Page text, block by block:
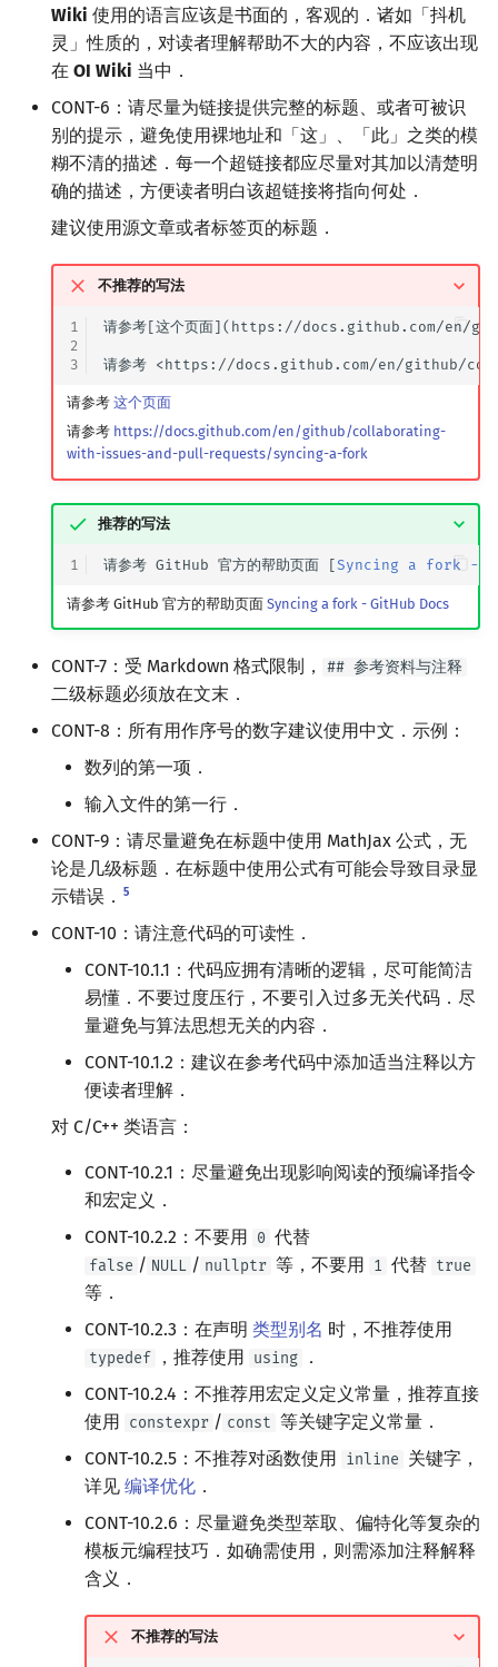
Wiki 使用的语言应该是书面的，客观的．诸如「抖机
灵」性质的，对读者理解帮助不大的内容，不应该出现
在 OI Wiki 当中．
CONT-6：请尽量为链接提供完整的标题、或者可被识
别的提示，避免使用裸地址和「这」、「此」之类的模
糊不清的描述．每一个超链接都应尽量对其加以清楚明
确的描述，方便读者明白该超链接将指向何处．
建议使用源文章或者标签页的标题．
不推荐的写法
1
2
3
请参考[这个页面](https://docs.github.com/
请参考 这个页面
请参考 https://docs.github.com/en/github/collaborating-
with-issues-and-pull-requests/syncing-a-fork
推荐的写法
1 请参考 GitHub 官方的帮助页面 [Syncing a fork -
请参考 GitHub 官方的帮助页面 Syncing a fork - GitHub Docs
CONT-7：受 Markdown 格式限制， ## 参考资料与注释
二级标题必须放在文末．
CONT-8：所有用作序号的数字建议使用中文．示例：
数列的第一项．
输入文件的第一行．
CONT-9：请尽量避免在标题中使用 MathJax 公式，无
论是几级标题．在标题中使用公式有可能会导致目录显
示错误．
5
CONT-10：请注意代码的可读性．
CONT-10.1.1：代码应拥有清晰的逻辑，尽可能简洁
易懂．不要过度压行，不要引入过多无关代码．尽
量避免与算法思想无关的内容．
CONT-10.1.2：建议在参考代码中添加适当注释以方
便读者理解．
对 C/C++ 类语言：
CONT-10.2.1：尽量避免出现影响阅读的预编译指令
和宏定义．
CONT-10.2.2：不要用 0 代替
false / NULL / nullptr 等，不要用 1 代替 true
等．
CONT-10.2.3：在声明 类型别名 时，不推荐使用
typedef ，推荐使用 using
．
CONT-10.2.4：不推荐用宏定义定义常量，推荐直接
使用 constexpr / const 等关键字定义常量．
CONT-10.2.5：不推荐对函数使用 inline 关键字，
详见 编译优化 ．
CONT-10.2.6：尽量避免类型萃取、偏特化等复杂的
模板元编程技巧．如确需使用，则需添加注释解释
含义．
不推荐的写法